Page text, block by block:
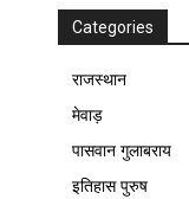
Categories
राजस्थान
मेवाड़
पासवान गुलाबराय
इतिहास पुरुष